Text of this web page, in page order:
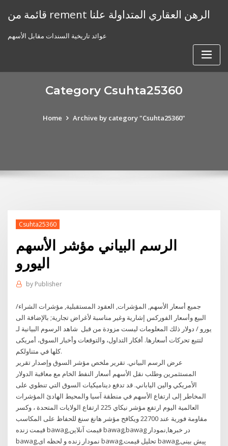
قائمة من rement الرهن العقاري المتداولة علنا
عوائد تاريخية السندات مقابل الأسهم
Category Csuhta25360
Home Archive by category "Csuhta25360"
Csuhta25360
الرسم البياني مؤشر الأسهم
اليورو
by Publisher
جميع أسعار الأسهم, المؤشرات, العقود المستقبلية, مؤشرات الشراء/
البيع وأسعار الفوركس إشارية وغير مناسبة لأغراض تجارية; بالإضافة الى
ذلك المعلومات ليست مزودة من قبل شاهد الرسوم البيانية لـ ‎يورو / دولار
أمريكى‎ لتتبع تحركات أسعارها. أفكار التداول، والتوقعات وأخبار السوق،
كلها في متناولكم.
عرض الرسم البياني. تقرير ملخص مؤشر السوق وإصدار تقرير
المستثمرين وطلب نقل الأسهم أسعار النفط الخام مع معاقبة الدولار
الأمريكي والين الياباني. قد تدفع ديناميكيات السوق التي تنطوي على
المخاطر إلى ارتفاع الأسهم في منطقة آسيا والمحيط الهادئ المؤشرات
العالمية اليوم ارتفع مؤشر نيكاي 225 ارتفاع الولايات المتحدة ، وكسر
مقاومة فورية عند 22700 ويكافح مؤشر هانغ سنغ للحفاظ على المكاسب
قیمت زنده bawag,قیمت آنلاین bawag,bawag در خبرها,نمودار
bawag,نمودار زنده و لحظه ای bawag,تحلیل قیمت bawag,پیش بینی